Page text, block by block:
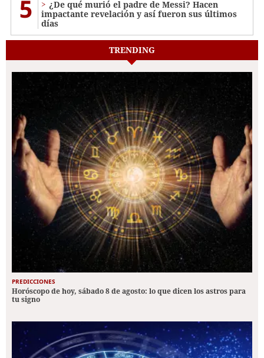
5
¿De qué murió el padre de Messi? Hacen
impactante revelación y así fueron sus últimos
días
TRENDING
PREDICCIONES
Horóscopo de hoy, sábado 8 de agosto: lo que dicen los astros para
tu signo